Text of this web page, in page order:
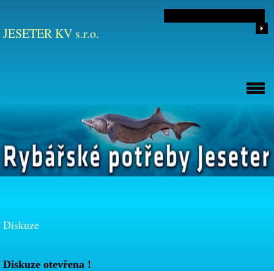
JESETER KV s.r.o.
Diskuze
Diskuze otevřena !